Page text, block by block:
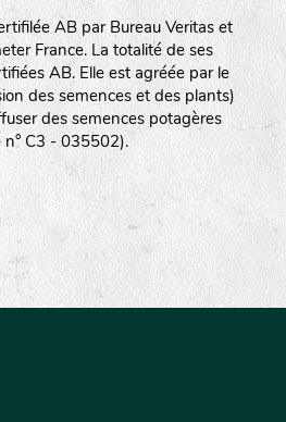
AB par Bureau Veritas et
France. La totalité de ses
AB. Elle est agréée par le
des semences et des plants)
des semences potagères
n° C3 - 035502).